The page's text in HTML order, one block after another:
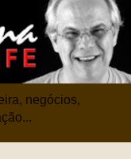
negócios,